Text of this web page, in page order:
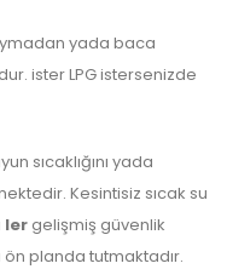
yada baca
ister LPG istersenizde
sıcaklığını yada
Kesintisiz sıcak su
ler gelişmiş güvenlik
ön planda tutmaktadır.